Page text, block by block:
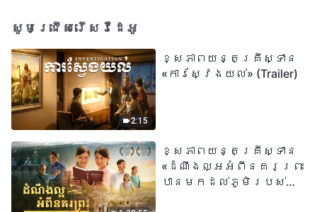
សូមជ្រើសរើសវីដេអូ
2:15
ខ្សែភាពយន្តគ្រីស្ទាន
«ការស្វែងយល់» (Trailer)
ខ្សែភាពយន្តគ្រីស្ទាន
«ដំណឹងល្អអំពីនគរព្រះ
បានមកដល់​ភូមិរបស់